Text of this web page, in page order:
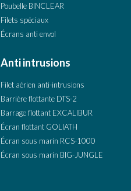
Poubelle BINCLEAR
Filets spéciaux
Écrans anti envol
Anti intrusions
Filet aérien anti-intrusions
Barrière flottante DTS-2
Barrage flottant EXCALIBUR
Écran flottant GOLIATH
Écran sous marin RCS-1000
Écran sous marin BIG-JUNGLE